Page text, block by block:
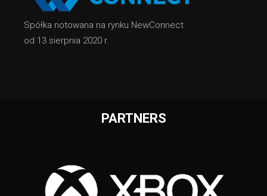
Spółka notowana na rynku NewConnect
od 13 sierpnia 2020 r.
PARTNERS